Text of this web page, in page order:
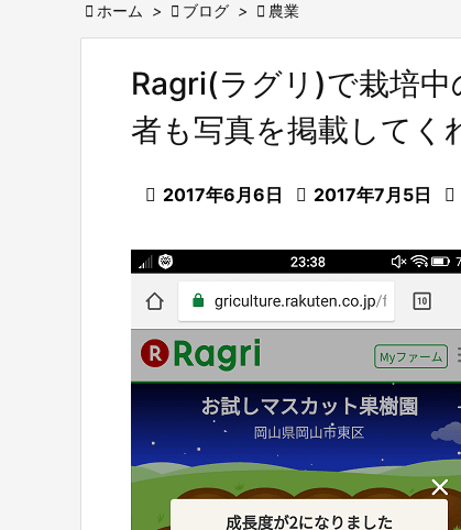
 ホーム >  ブログ >  農業
Ragri(ラグリ)で栽培
者も写真を掲載してく
 2017年6月6日  2017年7月5日 